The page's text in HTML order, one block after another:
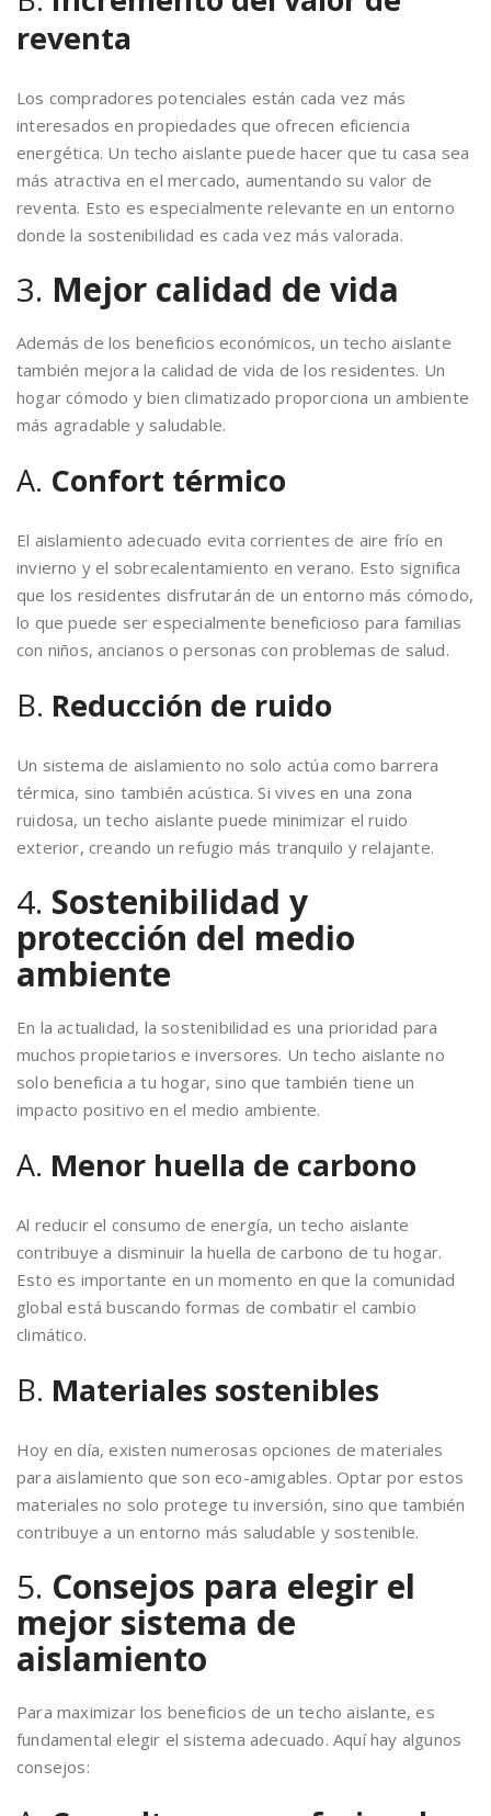
reventa
Los compradores potenciales están cada vez más
interesados en propiedades que ofrecen eficiencia
energética. Un techo aislante puede hacer que tu casa sea
más atractiva en el mercado, aumentando su valor de
reventa. Esto es especialmente relevante en un entorno
donde la sostenibilidad es cada vez más valorada.
3. Mejor calidad de vida
Además de los beneficios económicos, un techo aislante
también mejora la calidad de vida de los residentes. Un
hogar cómodo y bien climatizado proporciona un ambiente
más agradable y saludable.
A. Confort térmico
El aislamiento adecuado evita corrientes de aire frío en
invierno y el sobrecalentamiento en verano. Esto significa
que los residentes disfrutarán de un entorno más cómodo,
lo que puede ser especialmente beneficioso para familias
con niños, ancianos o personas con problemas de salud.
B. Reducción de ruido
Un sistema de aislamiento no solo actúa como barrera
térmica, sino también acústica. Si vives en una zona
ruidosa, un techo aislante puede minimizar el ruido
exterior, creando un refugio más tranquilo y relajante.
4. Sostenibilidad y
protección del medio
ambiente
En la actualidad, la sostenibilidad es una prioridad para
muchos propietarios e inversores. Un techo aislante no
solo beneficia a tu hogar, sino que también tiene un
impacto positivo en el medio ambiente.
A. Menor huella de carbono
Al reducir el consumo de energía, un techo aislante
contribuye a disminuir la huella de carbono de tu hogar.
Esto es importante en un momento en que la comunidad
global está buscando formas de combatir el cambio
climático.
B. Materiales sostenibles
Hoy en día, existen numerosas opciones de materiales
para aislamiento que son eco-amigables. Optar por estos
materiales no solo protege tu inversión, sino que también
contribuye a un entorno más saludable y sostenible.
5. Consejos para elegir el
mejor sistema de
aislamiento
Para maximizar los beneficios de un techo aislante, es
fundamental elegir el sistema adecuado. Aquí hay algunos
consejos: